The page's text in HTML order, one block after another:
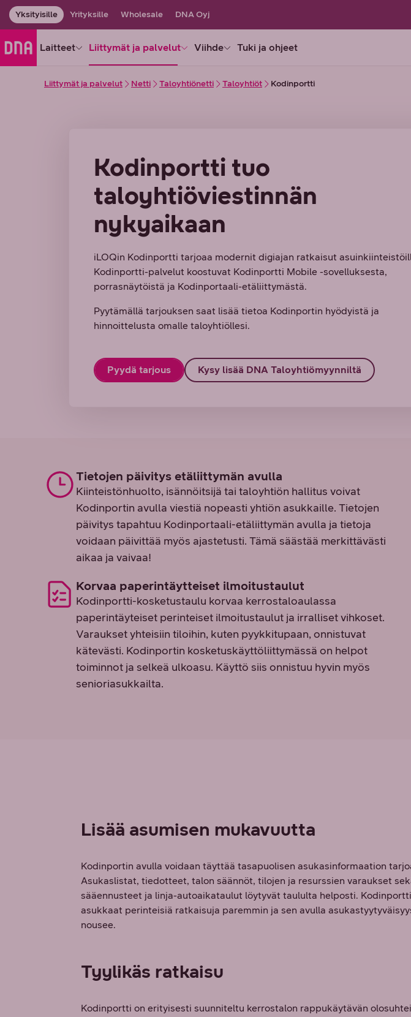
Yksityisille Yrityksille Wholesale DNA Oyj
Laitteet Liittymät ja palvelut Viihde Tuki ja ohjeet
Liittymät ja palvelut Netti Taloyhtiönetti Taloyhtiöt Kodinportti
Kodinportti tuo
taloyhtiöviestinnän
nykyaikaan
iLOQin Kodinportti tarjoaa modernit digiajan ratkaisut
Kodinportti-palvelut koostuvat Kodinportti Mobile -sovelluksesta,
porrasnäytöistä ja Kodinportaali-etäliittymästä.
Pyytämällä tarjouksen saat lisää tietoa Kodinportin hyödyistä ja
hinnoittelusta omalle taloyhtiöllesi.
Pyydä tarjous Kysy lisää DNA Taloyhtiömyynniltä
Tietojen päivitys etäliittymän avulla
Kiinteistönhuolto, isännöitsijä tai taloyhtiön hallitus voivat
Kodinportin avulla viestiä nopeasti yhtiön asukkaille. Tietojen
päivitys tapahtuu Kodinportaali-etäliittymän avulla ja tietoja
voidaan päivittää myös ajastetusti. Tämä säästää merkittävästi
aikaa ja vaivaa!
Korvaa paperintäytteiset ilmoitustaulut
Kodinportti-kosketustaulu korvaa kerrostaloaulassa
paperintäyteiset perinteiset ilmoitustaulut ja irralliset vihkoset.
Varaukset yhteisiin tiloihin, kuten pyykkitupaan, onnistuvat
kätevästi. Kodinportin kosketuskäyttöliittymässä on helpot
toiminnot ja selkeä ulkoasu. Käyttö siis onnistuu hyvin myös
senioriasukkailta.
Lisää asumisen mukavuutta
Kodinportin avulla voidaan täyttää tasapuolisen asukasinformaation
Asukaslistat, tiedotteet, talon säännöt, tilojen ja resurssien varaukset
sääennusteet ja linja-autoaikataulut löytyvät taululta helposti.
asukkaat perinteisiä ratkaisuja paremmin ja sen avulla
nousee.
Tyylikäs ratkaisu
Kodinportti on erityisesti suunniteltu kerrostalon rappukäytävän